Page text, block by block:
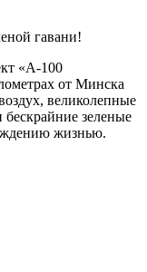
гавани!
«А-100
от Минска
великолепные
зеленые
жизнью.